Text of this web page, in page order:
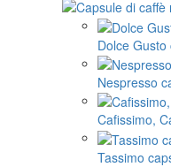
Dolce Gusto
Nespresso
Cafissimo,
Tassimo